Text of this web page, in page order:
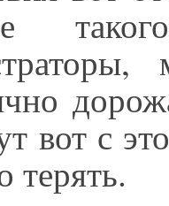
вот с
терять.